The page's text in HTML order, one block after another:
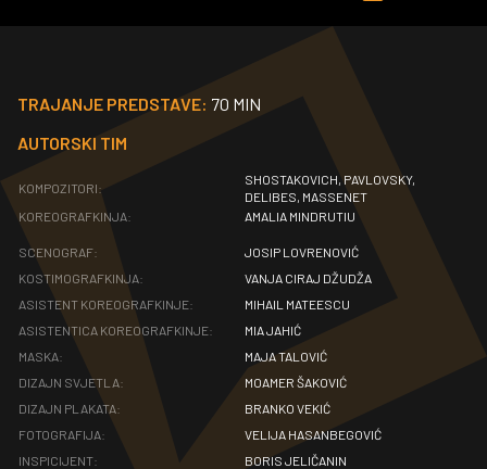
TRAJANJE PREDSTAVE: 70 MIN
AUTORSKI TIM
KOMPOZITORI:
SHOSTAKOVICH, PAVLOVSKY,
DELIBES, MASSENET
KOREOGRAFKINJA:
AMALIA MINDRUTIU
SCENOGRAF:
JOSIP LOVRENOVIĆ
KOSTIMOGRAFKINJA:
VANJA CIRAJ DŽUDŽA
ASISTENT KOREOGRAFKINJE:
MIHAIL MATEESCU
ASISTENTICA KOREOGRAFKINJE:
MIA JAHIĆ
MASKA:
MAJA TALOVIĆ
DIZAJN SVJETLA:
MOAMER ŠAKOVIĆ
DIZAJN PLAKATA:
BRANKO VEKIĆ
FOTOGRAFIJA:
VELIJA HASANBEGOVIĆ
INSPICIJENT:
BORIS JELIČANIN